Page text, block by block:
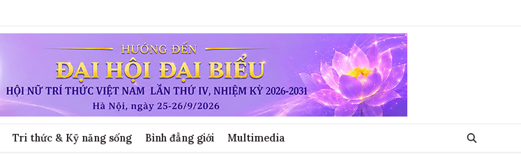
Tri thức & Kỹ năng sống Bình đẳng giới Multimedia